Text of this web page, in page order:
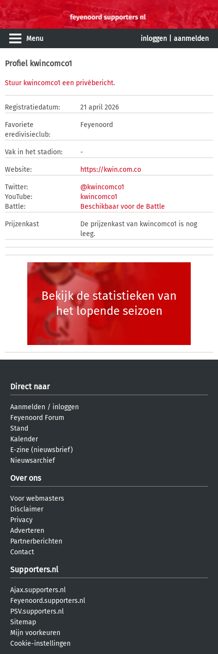
Menu inloggen aanmelden
Profiel kwincomco1
Stuur kwincomco1 een privébericht.
Registratiedatum: 21 april 2026
Favoriete
eredivisieclub:
Feyenoord
Vak in het stadion: -
Website: https://kwin.com.co
Twitter:
@kwincomco1
YouTube:
kwincomco1
Battle:
Beschikbaar voor de Battle
Prijzenkast
De prijzenkast van kwincomco1 is nog
leeg.
Bekijk de statistieken van
het lopende seizoen
Direct naar
Aanmelden / inloggen
Feyenoord Forum
Stand
Kalender
E-zine (nieuwsbrief)
Nieuwsarchief
Over ons
Voor webmasters
Disclaimer
Privacy
Adverteren
Partnerberichten
Contact
Supporters.nl
Ajax.supporters.nl
Feyenoord.supporters.nl
PSV.supporters.nl
Sitemap
Mijn voorkeuren
Cookie-instellingen